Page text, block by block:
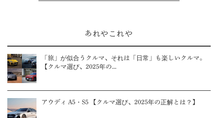
あれやこれや
「旅」が似合うクルマ、それは「日常」も楽しいクルマ。
【クルマ選び、2025年の...
アウディ A5・S5 【クルマ選び、2025年の正解とは？】